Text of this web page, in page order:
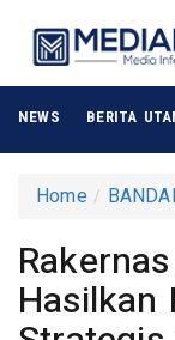
NEWS BERITA
Home
Hasilkan